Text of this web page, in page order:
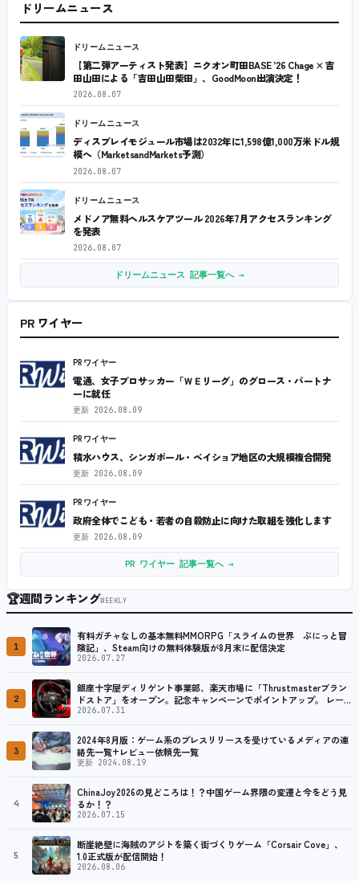
ドリームニュース
ドリームニュース
【第二弾アーティスト発表】ニクオン町田BASE ’26 Chage × 吉
田山田による「吉田山田柴田」、GoodMoon出演決定！
2026.08.07
ドリームニュース
ディスプレイモジュール市場は2032年に1,598億1,000万米ドル規
模へ（MarketsandMarkets予測）
2026.08.07
ドリームニュース
メドノア無料ヘルスケアツール 2026年7月アクセスランキング
を発表
2026.08.07
ドリームニュース 記事一覧へ →
PR ワイヤー
PRワイヤー
電通、女子プロサッカー「ＷＥリーグ」のグロース・パートナ
ーに就任
更新 2026.08.09
PRワイヤー
積水ハウス、シンガポール・ベイショア地区の大規模複合開発
更新 2026.08.09
PRワイヤー
政府全体でこども・若者の自殺防止に向けた取組を強化します
更新 2026.08.09
PR ワイヤー 記事一覧へ →
🏆週間ランキングWEEKLY
1
有料ガチャなしの基本無料MMORPG「スライムの世界 ぷにっと冒
険記」、Steam向けの無料体験版が8月末に配信決定
2026.07.27
2
銀座十字屋ディリゲント事業部、楽天市場に「Thrustmasterブラン
ドストア」をオープン。記念キャンペーンでポイントアップ。 レーシ
ング／フライトシム向けコントローラーを中心に、幅広くラインナッ
2026.07.31
3
2024年8月版：ゲーム系のプレスリリースを受けているメディアの連
絡先一覧+レビュー依頼先一覧
更新 2024.08.19
4
ChinaJoy2026の見どころは！？中国ゲーム界隈の変遷と今をどう見
るか！？
2026.07.15
5
断崖絶壁に海賊のアジトを築く街づくりゲーム「Corsair Cove」、
1.0正式版が配信開始！
2026.08.06